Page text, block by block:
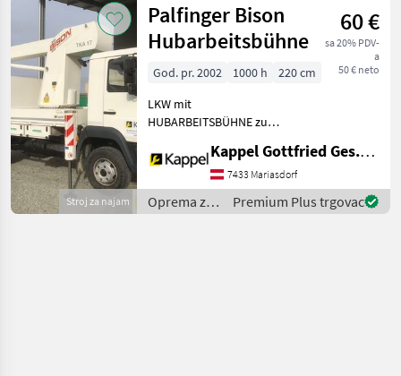
Kategorija 4 Država Filtri
TRENUTNA
STAZA
Šumarstvo
Oprema
Za
Uredenje
Drveca
Platforma
Poništi
Prikaži 1
rezultata
Stroj za najam
Palfinger Bison
Hubarbeitsbühne
60 €
sa 20% PDV-
a
50 € neto
God. pr. 2002 1000 h
220 cm
LKW mit
HUBARBEITSBÜHNE zu
ISOLATIONSSCHUTZ
automatische Nivellierung,
230V Weiterleitung,
Kappel Gottfried Ges.m.b.H.
7433 Mariasdorf
Oprema za
uređenje
Premium Plus trgovac